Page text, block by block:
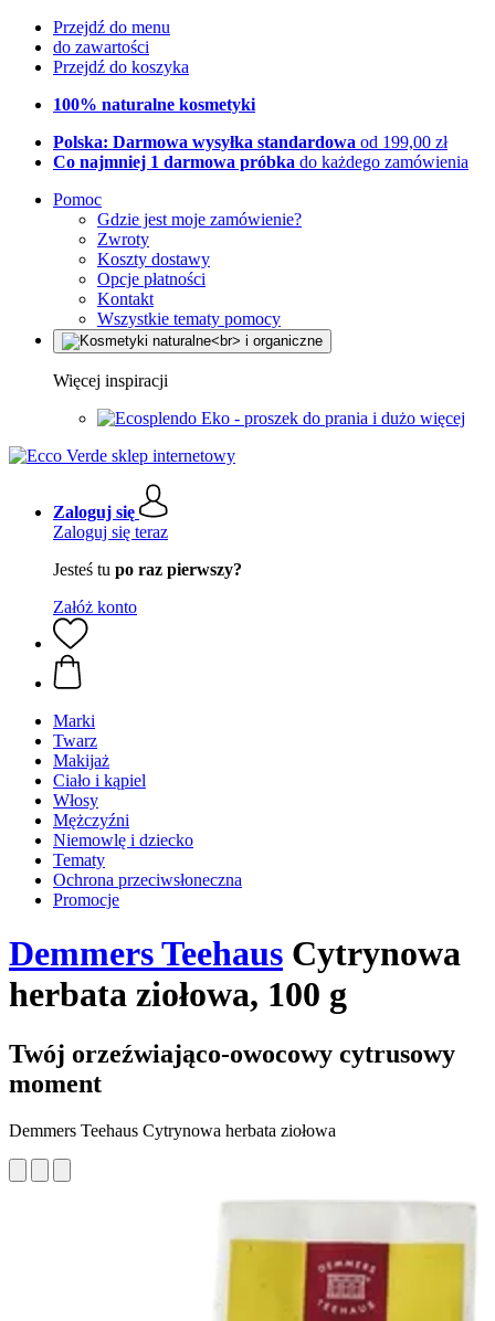
Przejdź do menu
do zawartości
Przejdź do koszyka
100% naturalne kosmetyki
Polska: Darmowa wysyłka standardowa od 199,00 zł
Co najmniej 1 darmowa próbka do każdego zamówienia
Pomoc
Gdzie jest moje zamówienie?
Zwroty
Koszty dostawy
Opcje płatności
Kontakt
Wszystkie tematy pomocy
Więcej inspiracji
Eko - proszek do prania i dużo więcej
Zaloguj się
Zaloguj się teraz
Jesteś tu po raz pierwszy?
Załóż konto
Marki
Twarz
Makijaż
Ciało i kąpiel
Włosy
Mężczyźni
Niemowlę i dziecko
Tematy
Ochrona przeciwsłoneczna
Promocje
Demmers Teehaus Cytrynowa
herbata ziołowa, 100 g
Twój orzeźwiająco-owocowy cytrusowy
moment
Demmers Teehaus Cytrynowa herbata ziołowa